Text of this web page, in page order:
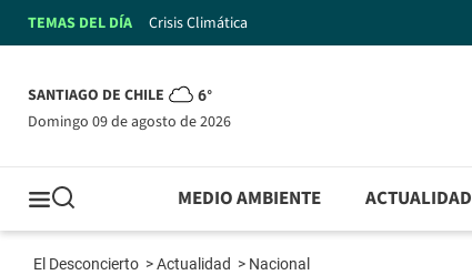
TEMAS DEL DÍA Crisis Climática
SANTIAGO DE CHILE 6°
domingo 09 de agosto de 2026
MEDIO AMBIENTE ACTUALIDAD
El Desconcierto >Actualidad > Nacional